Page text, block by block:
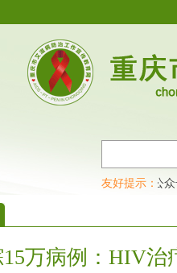
友好提示：
防治工作宣传教育网开通公众号
15万病例：HIV